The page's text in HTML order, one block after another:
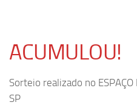
ACUMULOU!
Sorteio realizado no ESPAÇO
SP